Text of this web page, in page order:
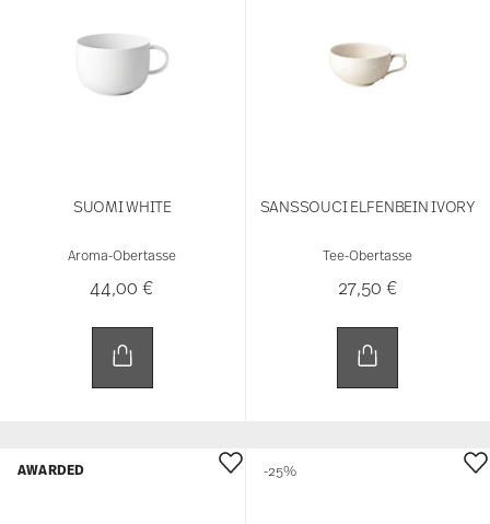
SUOMI WHITE
Aroma-Obertasse
44,00 €
SANSSOUCI ELFENBEIN IVORY
Tee-Obertasse
27,50 €
AWARDED -25%